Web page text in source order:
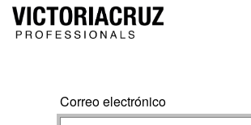
Ir al contenido
Correo electrónico